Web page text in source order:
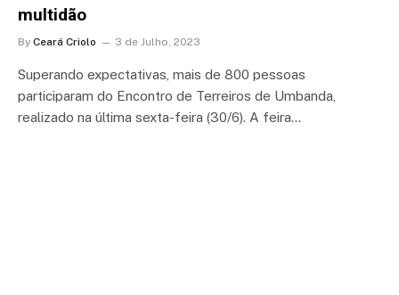
multidão
By Ceará Criolo 3 de Julho, 2023
Superando expectativas, mais de 800 pessoas
participaram do Encontro de Terreiros de Umbanda,
realizado na última sexta-feira (30/6). A feira…